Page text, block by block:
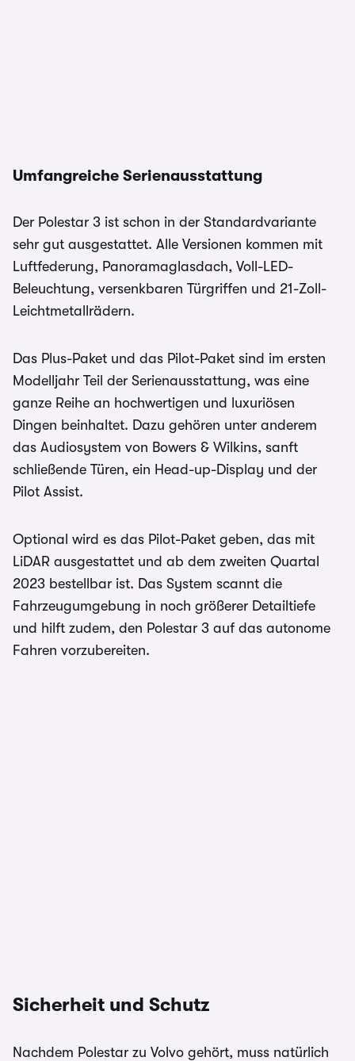
Umfangreiche Serienausstattung
Der Polestar 3 ist schon in der Standardvariante
sehr gut ausgestattet. Alle Versionen kommen mit
Luftfederung, Panoramaglasdach, Voll-LED-
Beleuchtung, versenkbaren Türgriffen und 21-Zoll-
Leichtmetallrädern.
Das Plus-Paket und das Pilot-Paket sind im ersten
Modelljahr Teil der Serienausstattung, was eine
ganze Reihe an hochwertigen und luxuriösen
Dingen beinhaltet. Dazu gehören unter anderem
das Audiosystem von Bowers & Wilkins, sanft
schließende Türen, ein Head-up-Display und der
Pilot Assist.
Optional wird es das Pilot-Paket geben, das mit
LiDAR ausgestattet und ab dem zweiten Quartal
2023 bestellbar ist. Das System scannt die
Fahrzeugumgebung in noch größerer Detailtiefe
und hilft zudem, den Polestar 3 auf das autonome
Fahren vorzubereiten.
Sicherheit und Schutz
Nachdem Polestar zu Volvo gehört, muss natürlich